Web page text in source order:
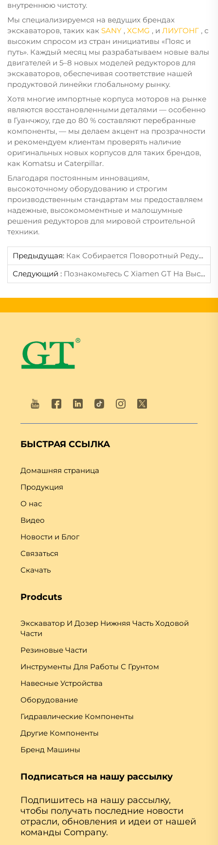
внутреннюю чистоту.
Мы специализируемся на ведущих брендах
экскаваторов, таких как SANY , XCMG , и ЛИУГОНГ , с
высоким спросом из стран инициативы «Пояс и
путь». Каждый месяц мы разрабатываем новые валы
двигателей и 5–8 новых моделей редукторов для
экскаваторов, обеспечивая соответствие нашей
продуктовой линейки глобальному рынку.
Хотя многие импортные корпуса моторов на рынке
являются восстановленными деталями — особенно
в Гуанчжоу, где до 80 % составляют перебранные
компоненты, — мы делаем акцент на прозрачности
и рекомендуем клиентам проверять наличие
оригинальных новых корпусов для таких брендов,
как Komatsu и Caterpillar.
Благодаря постоянным инновациям,
высокоточному оборудованию и строгим
производственным стандартам мы предоставляем
надежные, высокомоментные и малошумные
решения редукторов для мировой строительной
техники.
Предыдущая: Как Собирается Поворотный Редуктор: Пошагово Внутри Производственной Линии
Следующий : Познакомьтесь С Xiamen GT На Выставке CONEXPO-CON/AGG 2026 — Откройте Для Себя Инновационные Технологии Ходовой Части (стенд N10220)
БЫСТРАЯ ССЫЛКА
Домашняя страница
Продукция
О нас
Видео
Новости и Блог
Связаться
Скачать
Prodcuts
Экскаватор И Дозер Нижняя Часть Ходовой
Части
Резиновые Части
Инструменты Для Работы С Грунтом
Навесные Устройства
Оборудование
Гидравлические Компоненты
Другие Компоненты
Бренд Машины
Подписаться на нашу рассылку
Подпишитесь на нашу рассылку,
чтобы получать последние новости
отрасли, обновления и идеи от нашей
команды Company.